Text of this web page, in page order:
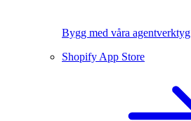
Bygg med våra agentverktyg
Shopify App Store